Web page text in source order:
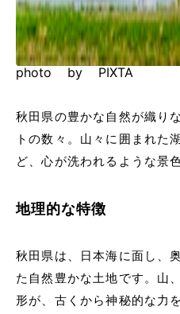
photo by PIXTA
秋田県の豊かな自然が織り
トの数々。山々に囲まれた
ど、心が洗われるような景
地理的な特徴
秋田県は、日本海に面し、
た自然豊かな土地です。山
形が、古くから神秘的な力